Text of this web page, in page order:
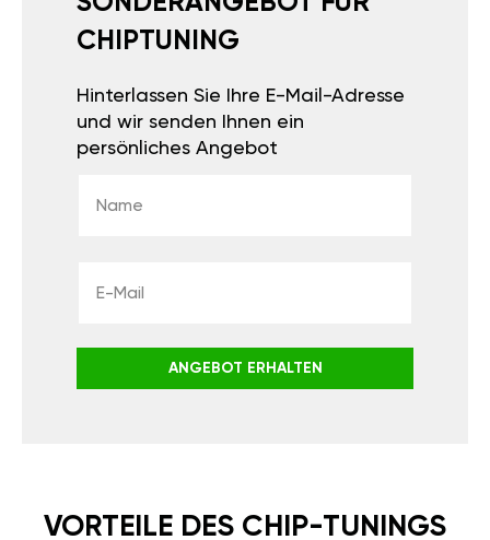
CHIPTUNING
Hinterlassen Sie Ihre E-Mail-Adresse
und wir senden Ihnen ein
persönliches Angebot
ANGEBOT ERHALTEN
VORTEILE DES CHIP-TUNINGS